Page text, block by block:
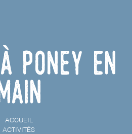
poney en
ACCUEIL
ACTIVITÉS